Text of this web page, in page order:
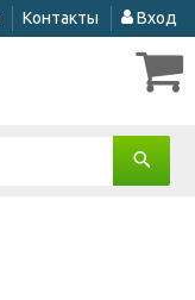
Контакты Вход